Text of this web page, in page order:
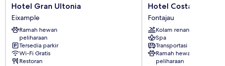
Hotel
Gran
Ultonia
Eixample
Hotel Gran Ultonia
Eixample
Ramah hewan
peliharaan
Tersedia parkir
Wi-Fi Gratis
Restoran
Hotel
Costabella
Fontajau
Hotel Costabella
Fontajau
Kolam renang
Spa
Transportasi bandara
Ramah hewan
peliharaan